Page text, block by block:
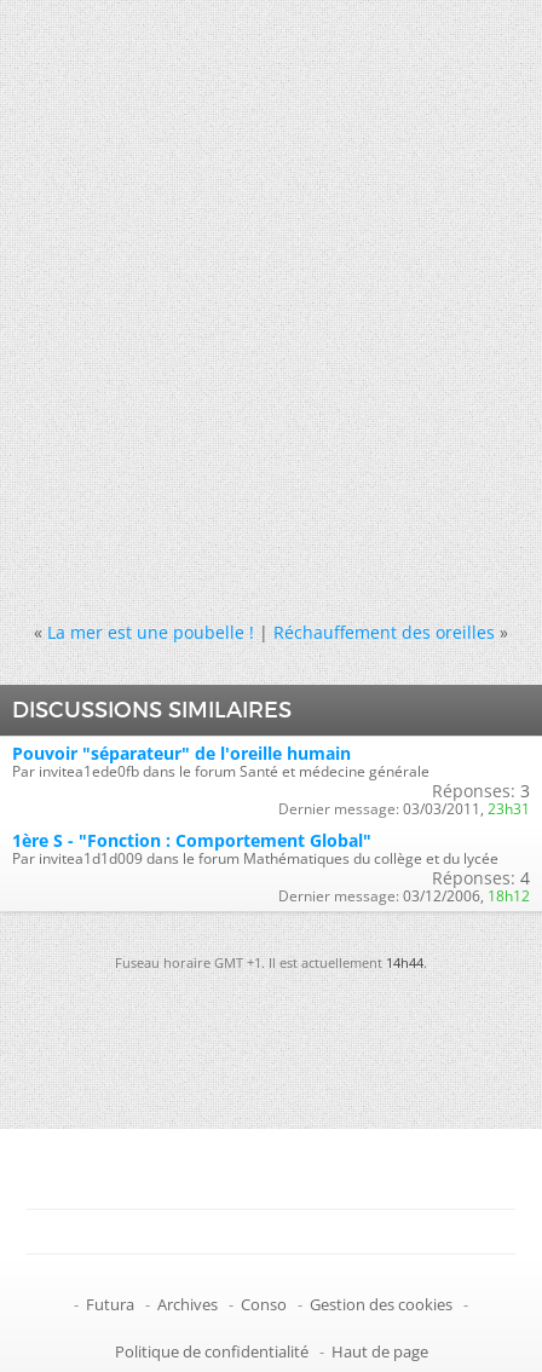
« La mer est une poubelle !|Réchauffement des oreilles »
DISCUSSIONS SIMILAIRES
Pouvoir "séparateur" de l'oreille humain
Par invitea1ede0fb dans le forum Santé et médecine générale
Réponses: 3
Dernier message: 03/03/2011, 23h31
1ère S - "Fonction : Comportement Global"
Par invitea1d1d009 dans le forum Mathématiques du collège et du lycée
Réponses: 4
Dernier message: 03/12/2006, 18h12
Fuseau horaire GMT +1. Il est actuellement14h44.
- Futura - Archives - Conso - Gestion des cookies -
Politique de confidentialité - Haut de page